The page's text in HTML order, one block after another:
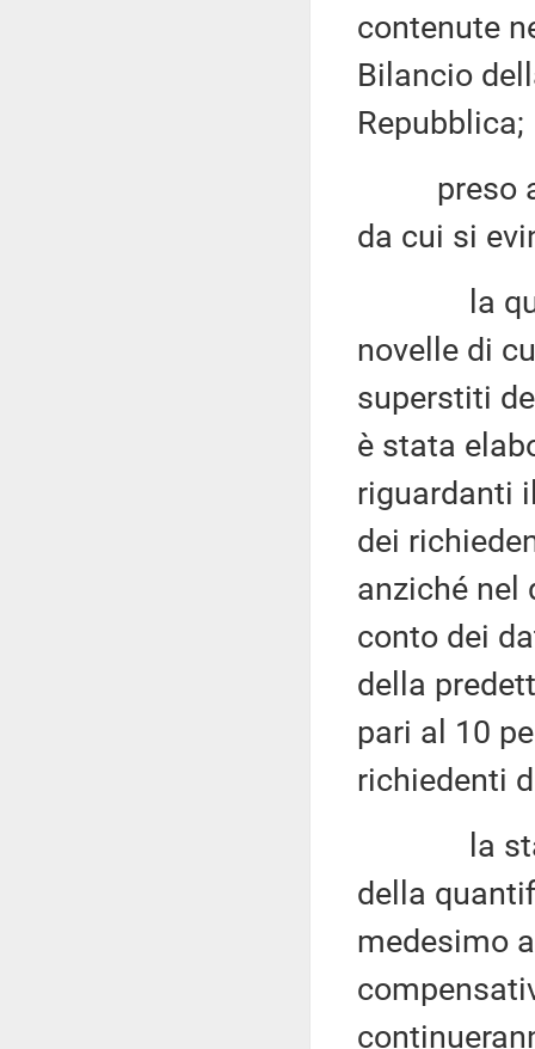
contenute
Bilancio
Repubblica;
preso
da cui si
la
novelle di
superstiti
è stata
riguardanti
dei
anziché nel
conto dei
della
pari al 10
richiedenti
la
della
medesimo